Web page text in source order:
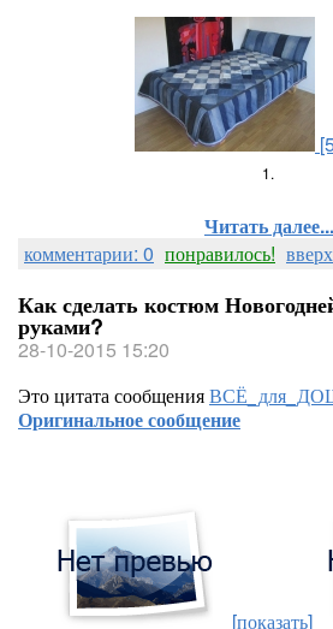
1.
Читать далее...
комментарии: 0 понравилось!
Как сделать костюм
руками?
28-10-2015 15:20
Это цитата сообщения
Оригинальное сообщение
[показать]